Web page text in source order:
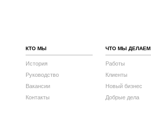
КТО МЫ
История
Руководство
Вакансии
Контакты
ЧТО МЫ ДЕЛАЕМ
Работы
Клиенты
Новый бизнес
Добрые дела